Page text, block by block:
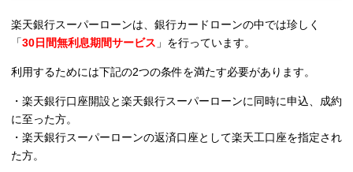
楽天銀行スーパーローンは、銀行カードローンの中では珍しく
「30日間無利息期間サービス 」を行っています。
利用するためには下記の2つの条件を満たす必要があります。
・楽天銀行口座開設と楽天銀行スーパーローンに同時に申込、成約
に至った方。
・楽天銀行スーパーローンの返済口座として楽天工口座を指定され
た方。